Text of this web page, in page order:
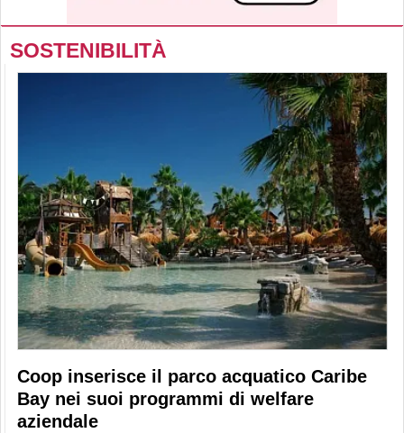
SOSTENIBILITÀ
Coop inserisce il parco acquatico Caribe
Bay nei suoi programmi di welfare
aziendale